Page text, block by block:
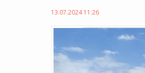
13.07.2024 11:26